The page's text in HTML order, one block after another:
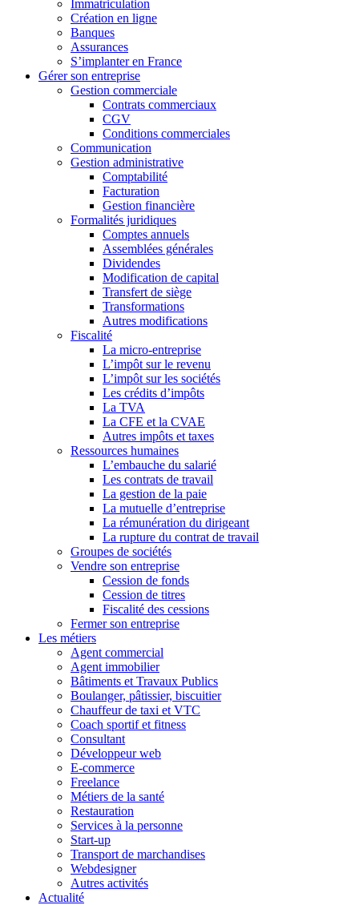
Immatriculation
Création en ligne
Banques
Assurances
S’implanter en France
Gérer son entreprise
Gestion commerciale
Contrats commerciaux
CGV
Conditions commerciales
Communication
Gestion administrative
Comptabilité
Facturation
Gestion financière
Formalités juridiques
Comptes annuels
Assemblées générales
Dividendes
Modification de capital
Transfert de siège
Transformations
Autres modifications
Fiscalité
La micro-entreprise
L’impôt sur le revenu
L’impôt sur les sociétés
Les crédits d’impôts
La TVA
La CFE et la CVAE
Autres impôts et taxes
Ressources humaines
L’embauche du salarié
Les contrats de travail
La gestion de la paie
La mutuelle d’entreprise
La rémunération du dirigeant
La rupture du contrat de travail
Groupes de sociétés
Vendre son entreprise
Cession de fonds
Cession de titres
Fiscalité des cessions
Fermer son entreprise
Les métiers
Agent commercial
Agent immobilier
Bâtiments et Travaux Publics
Boulanger, pâtissier, biscuitier
Chauffeur de taxi et VTC
Coach sportif et fitness
Consultant
Développeur web
E-commerce
Freelance
Métiers de la santé
Restauration
Services à la personne
Start-up
Transport de marchandises
Webdesigner
Autres activités
Actualité